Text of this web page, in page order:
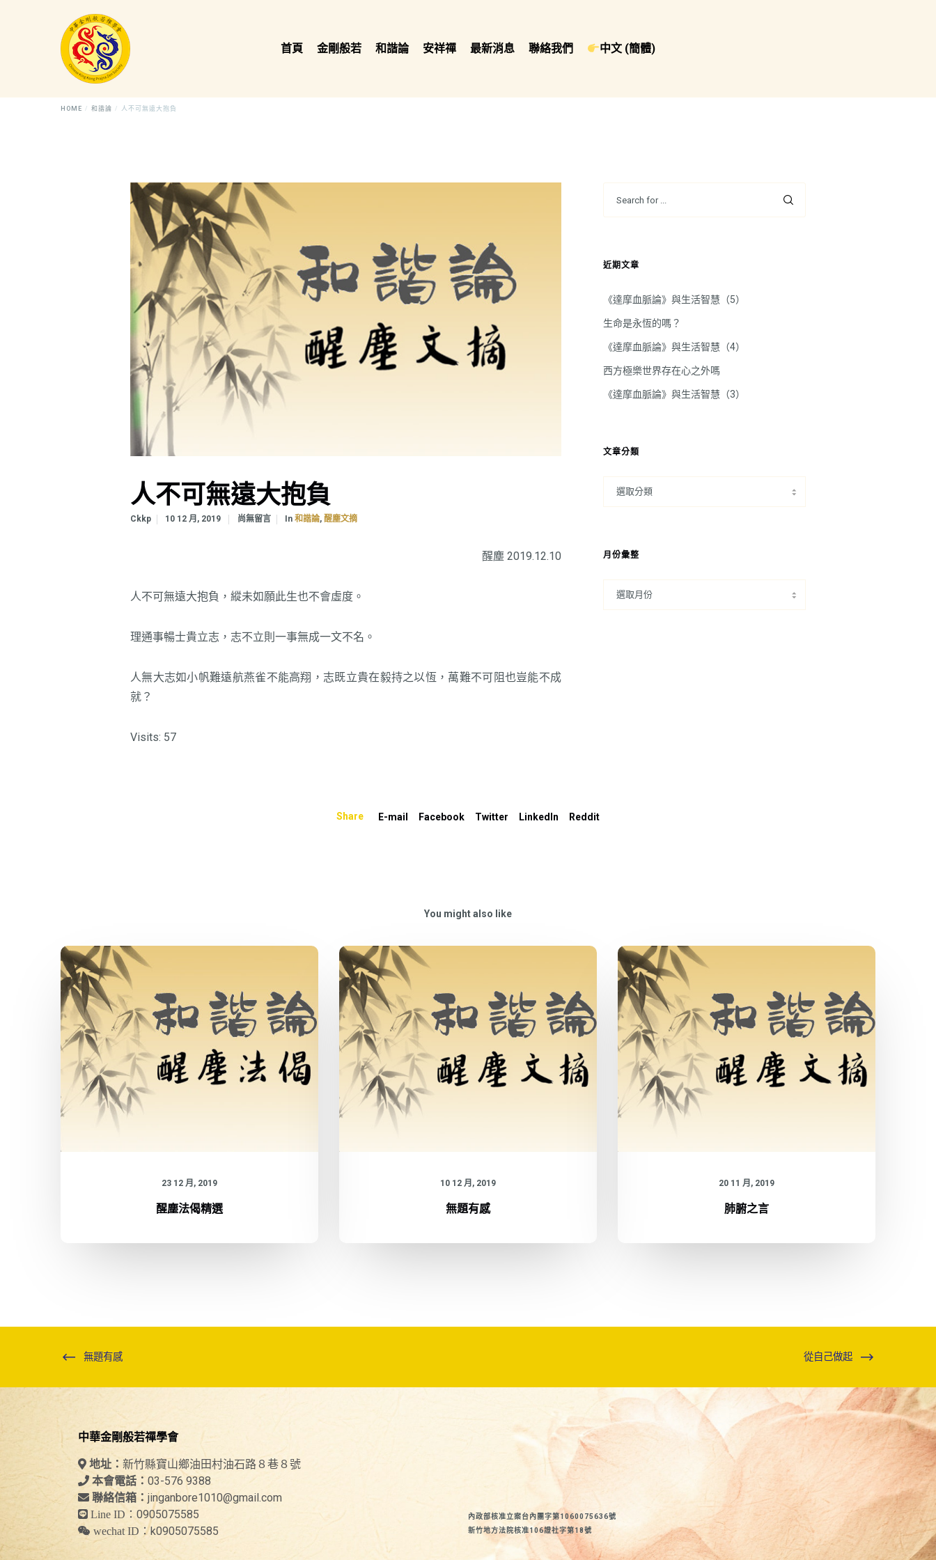
首頁 金剛般若 和諧論 安祥禪 最新消息 聯絡我們 中文 (簡體)
HOME 和諧論 人不可無遠大抱負
人不可無遠大抱負
Ckkp 10 12 月, 2019 尚無留言 In和諧論, 醒塵文摘
醒塵 2019.12.10
人不可無遠大抱負，縱未如願此生也不會虛度。
理通事暢士貴立志，志不立則一事無成一文不名。
人無大志如小帆難遠航燕雀不能高翔，志既立貴在毅持之以恆，萬難不可阻也豈能不成
就？
Visits: 57
近期文章
《達摩血脈論》與生活智慧（5）
生命是永恆的嗎？
《達摩血脈論》與生活智慧（4）
西方極樂世界存在心之外嗎
《達摩血脈論》與生活智慧（3）
文章分類
月份彙整
Share E-mail Facebook Twitter LinkedIn Reddit
You might also like
23 12 月, 2019
醒塵法偈精選
10 12 月, 2019
無題有感
20 11 月, 2019
肺腑之言
無題有感 從自己做起
中華金剛般若禪學會
地址： 新竹縣寶山鄉油田村油石路８巷８號
本會電話： 03-576 9388
聯絡信箱： jinganbore1010@gmail.com
Line ID： 0905075585
wechat ID：k0905075585
內政部核准立案台內團字第1060075636號
新竹地方法院核准106證社字第18號